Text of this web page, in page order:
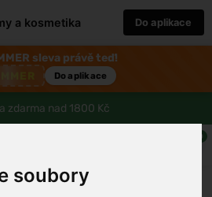
soubory
a kosmetika Do aplikace
sleva právě teď!
Do aplikace
zdarma nad 1800 Kč
0